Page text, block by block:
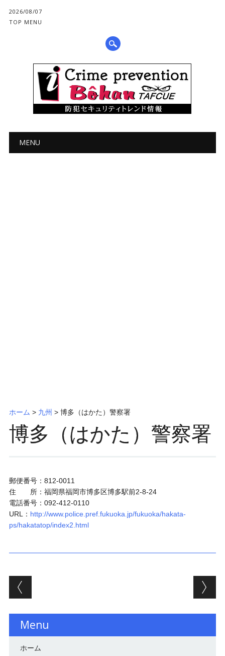
2026/08/07
TOP MENU
メインメニュー
MENU
ホーム > 九州 > 博多（はかた）警察署
博多（はかた）警察署
郵便番号：812-0011
住 所：福岡県福岡市博多区博多駅前2-8-24
電話番号：092-412-0110
URL： http://www.police.pref.fukuoka.jp/fukuoka/hakata-
ps/hakatatop/index2.html
投稿ナビゲーション
Menu
ホーム